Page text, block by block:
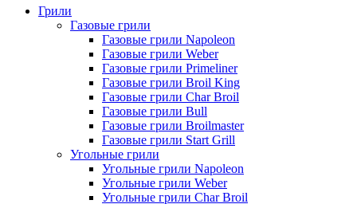
Грили
Газовые грили
Газовые грили Napoleon
Газовые грили Weber
Газовые грили Primeliner
Газовые грили Broil King
Газовые грили Char Broil
Газовые грили Bull
Газовые грили Broilmaster
Газовые грили Start Grill
Угольные грили
Угольные грили Napoleon
Угольные грили Weber
Угольные грили Char Broil